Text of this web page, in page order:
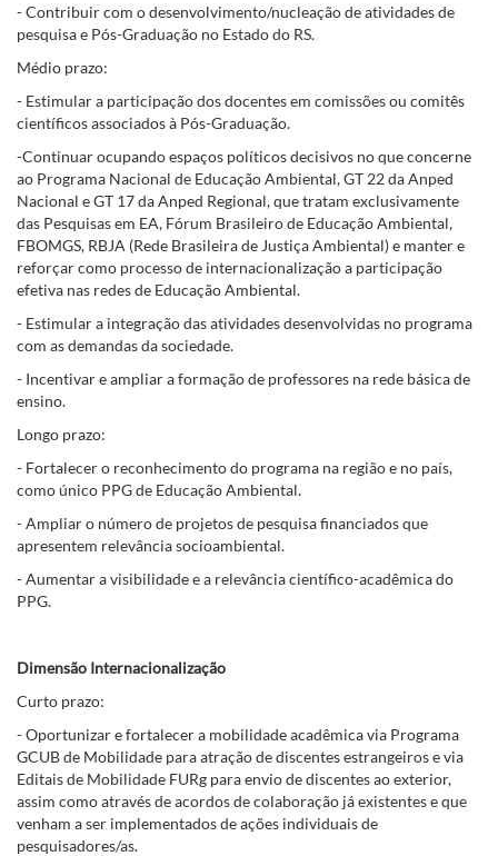
- Contribuir com o desenvolvimento/nucleação de atividades de
pesquisa e Pós-Graduação no Estado do RS.
Médio prazo:
- Estimular a participação dos docentes em comissões ou comitês
científicos associados à Pós-Graduação.
-Continuar ocupando espaços políticos decisivos no que concerne
ao Programa Nacional de Educação Ambiental, GT 22 da Anped
Nacional e GT 17 da Anped Regional, que tratam exclusivamente
das Pesquisas em EA, Fórum Brasileiro de Educação Ambiental,
FBOMGS, RBJA (Rede Brasileira de Justiça Ambiental) e manter e
reforçar como processo de internacionalização a participação
efetiva nas redes de Educação Ambiental.
- Estimular a integração das atividades desenvolvidas no programa
com as demandas da sociedade.
- Incentivar e ampliar a formação de professores na rede básica de
ensino.
Longo prazo:
- Fortalecer o reconhecimento do programa na região e no país,
como único PPG de Educação Ambiental.
- Ampliar o número de projetos de pesquisa financiados que
apresentem relevância socioambiental.
- Aumentar a visibilidade e a relevância científico-acadêmica do
PPG.
Dimensão Internacionalização
Curto prazo:
- Oportunizar e fortalecer a mobilidade acadêmica via Programa
GCUB de Mobilidade para atração de discentes estrangeiros e via
Editais de Mobilidade FURg para envio de discentes ao exterior,
assim como através de acordos de colaboração já existentes e que
venham a ser implementados de ações individuais de
pesquisadores/as.